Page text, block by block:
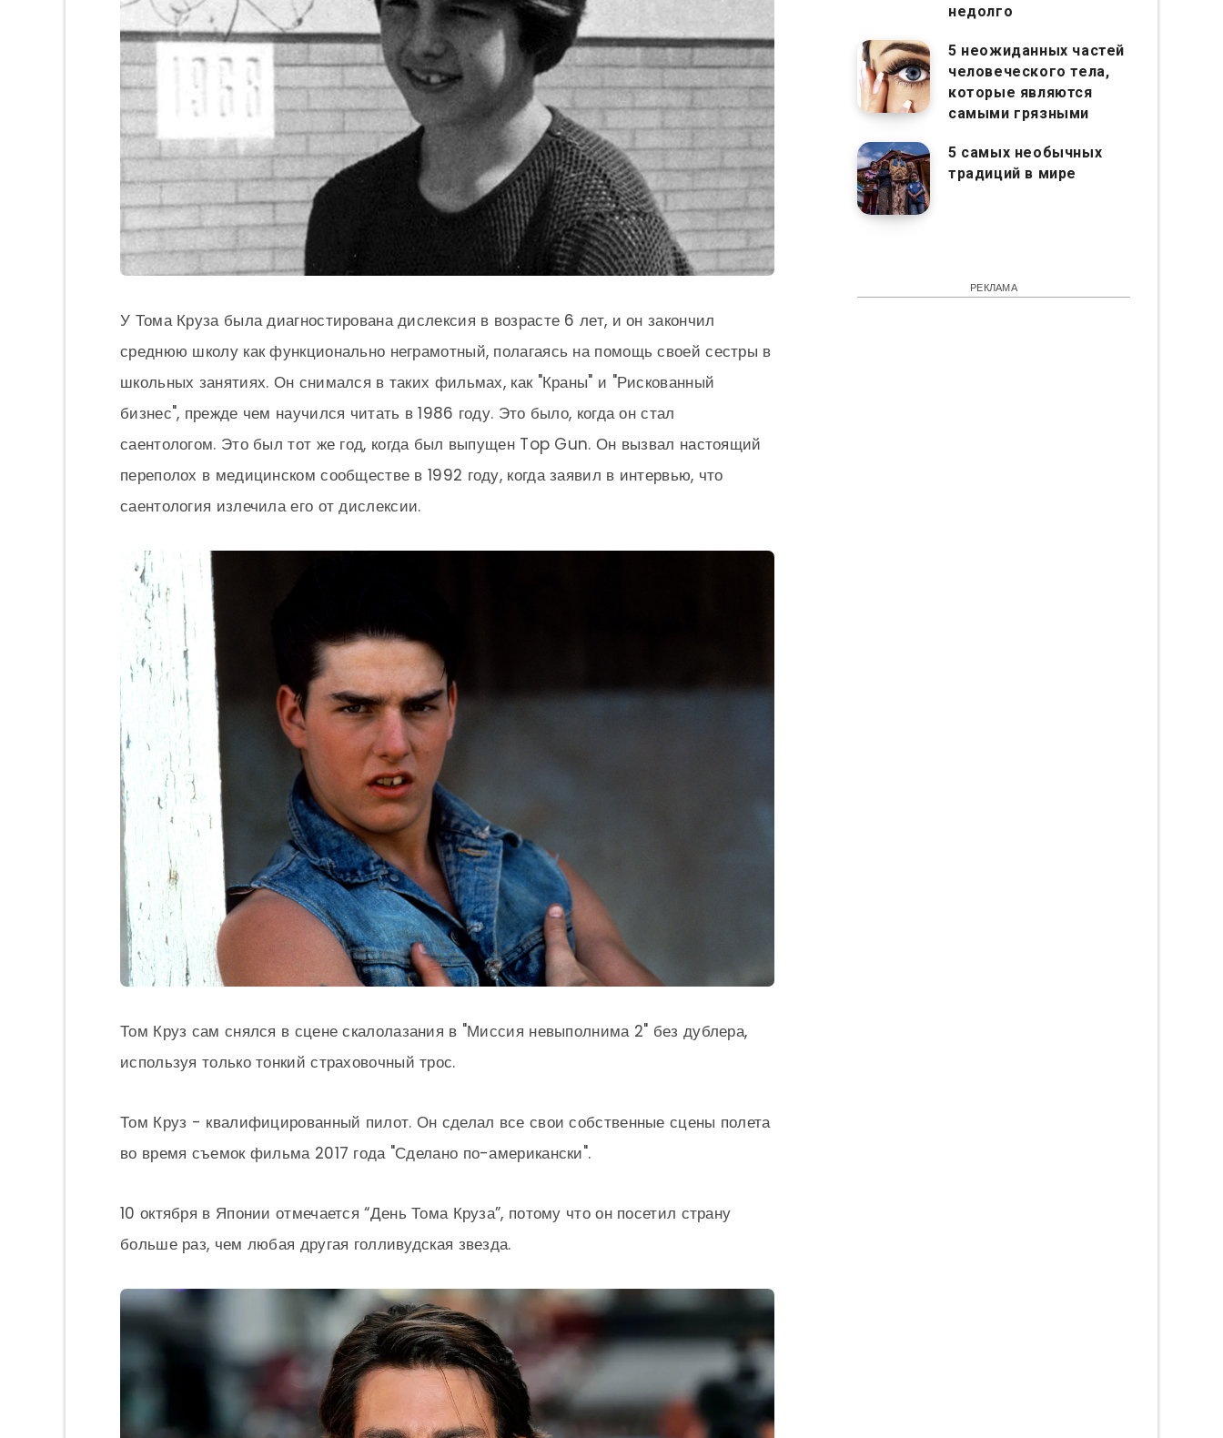
У Тома Круза была диагностирована дислексия в возрасте 6 лет, и он закончил
среднюю школу как функционально неграмотный, полагаясь на помощь своей сестры в
школьных занятиях. Он снимался в таких фильмах, как "Краны" и "Рискованный
бизнес", прежде чем научился читать в 1986 году. Это было, когда он стал
саентологом. Это был тот же год, когда был выпущен Top Gun. Он вызвал настоящий
переполох в медицинском сообществе в 1992 году, когда заявил в интервью, что
саентология излечила его от дислексии.
Том Круз сам снялся в сцене скалолазания в "Миссия невыполнима 2" без дублера,
используя только тонкий страховочный трос.
Том Круз - квалифицированный пилот. Он сделал все свои собственные сцены полета
во время съемок фильма 2017 года "Сделано по-американски".
10 октября в Японии отмечается “День Тома Круза”, потому что он посетил страну
больше раз, чем любая другая голливудская звезда.
недолго
5 неожиданных частей
человеческого тела,
которые являются
самыми грязными
5 самых необычных
традиций в мире
РЕКЛАМА